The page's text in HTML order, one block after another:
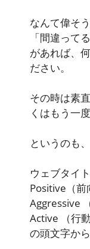
なんて偉そ
「間違って
があれば、
ださい。
その時は素
くはもう一
というのも、
ウェブタイ
Positive （
Aggressive
Active
（行
の頭文字か